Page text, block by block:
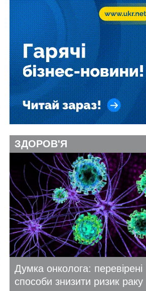
ЗДОРОВ'Я
Думка онколога: перевірені
способи знизити ризик раку